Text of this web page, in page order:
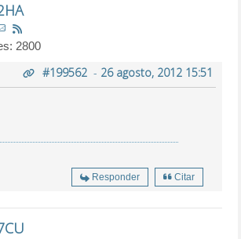
2800
#199562- 26 agosto, 2012 15:51
Responder Citar